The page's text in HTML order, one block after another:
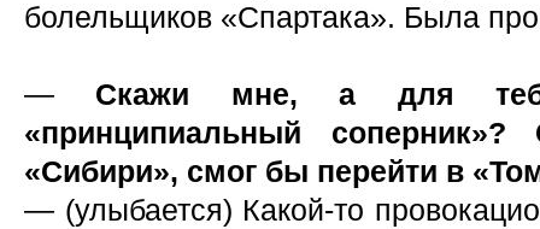
болельщиков «Спартака». Была
— Скажи мне, а для тебя
«принципиальный
«Сибири», смог бы перейти в
— (улыбается) Какой-то